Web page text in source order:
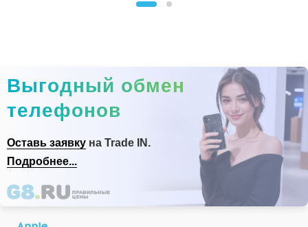
Выгодный обмен
телефонов
Оставь заявку на Trade IN.
Подробнее...